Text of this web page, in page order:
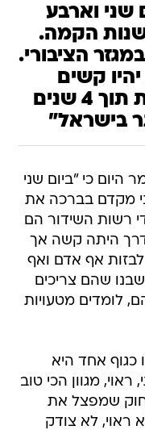
שני וארבע
שנות הקמה.
הציבורי.
קשים
כשהמשימה היא להיות תוך 4 שנים
בישראל"
היום כי "ביום שני
מקדם בברכה את
רשות השידור הם
היתה קשה אך
אף אדם ואף
שהם צריכים
לומדים מטעויות
כגוף אחד היא
ראוי, מגוון הכי טוב
שמפצל את
ראוי, לא צודק